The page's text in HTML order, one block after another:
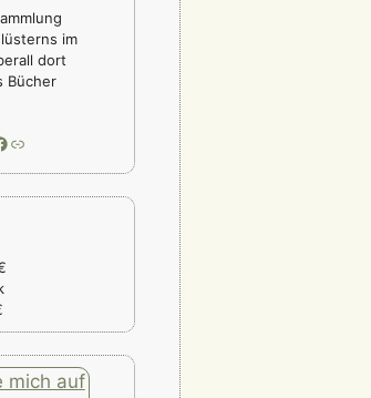
im
dort
Bücher
Link